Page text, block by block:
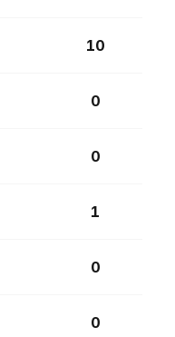
10
0
0
1
0
0